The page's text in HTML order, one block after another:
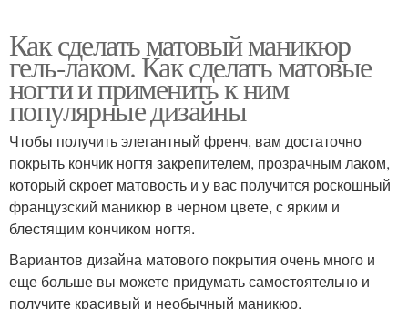
Как сделать матовый маникюр
гель-лаком. Как сделать матовые
ногти и применить к ним
популярные дизайны
Чтобы получить элегантный френч, вам достаточно
покрыть кончик ногтя закрепителем, прозрачным лаком,
который скроет матовость и у вас получится роскошный
французский маникюр в черном цвете, с ярким и
блестящим кончиком ногтя.
Вариантов дизайна матового покрытия очень много и
еще больше вы можете придумать самостоятельно и
получите красивый и необычный маникюр.